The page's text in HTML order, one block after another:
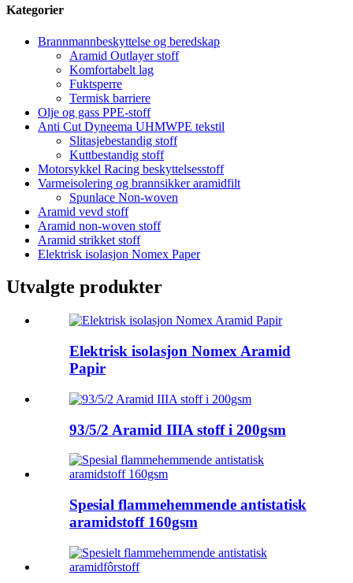
Kategorier
Brannmannbeskyttelse og beredskap
Aramid Outlayer stoff
Komfortabelt lag
Fuktsperre
Termisk barriere
Olje og gass PPE-stoff
Anti Cut Dyneema UHMWPE tekstil
Slitasjebestandig stoff
Kuttbestandig stoff
Motorsykkel Racing beskyttelsesstoff
Varmeisolering og brannsikker aramidfilt
Spunlace Non-woven
Aramid vevd stoff
Aramid non-woven stoff
Aramid strikket stoff
Elektrisk isolasjon Nomex Paper
Utvalgte produkter
Elektrisk isolasjon Nomex Aramid
Papir
93/5/2 Aramid IIIA stoff i 200gsm
Spesial flammehemmende antistatisk
aramidstoff 160gsm